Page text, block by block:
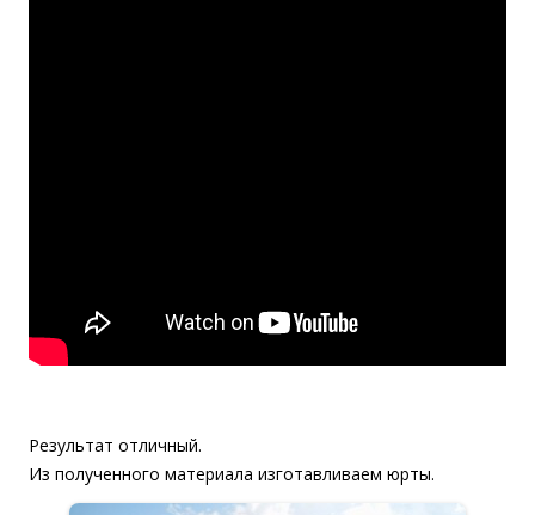
Результат отличный.
Из полученного материала изготавливаем юрты.